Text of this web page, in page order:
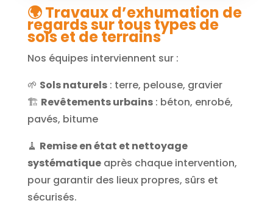
🌍Travaux d’exhumation de
regards sur tous types de
sols et de terrains
Nos équipes interviennent sur :
🌱 Sols naturels: terre, pelouse, gravier
🏗️ Revêtements urbains: béton, enrobé,
pavés, bitume
🧹 Remise en état et nettoyage
systématiqueaprès chaque intervention,
pour garantir des lieux propres, sûrs et
sécurisés.